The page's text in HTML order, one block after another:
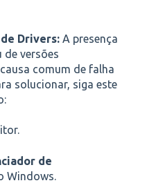
Drivers: A presença
versões
comum de falha
solucionar, siga este
de
Windows.